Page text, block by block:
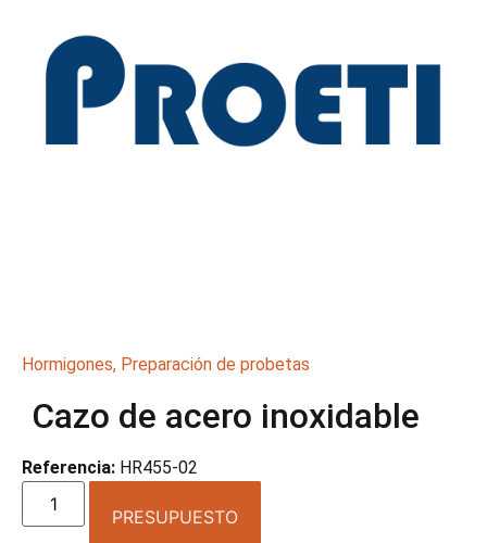
Hormigones, Preparación de probetas
Cazo de acero inoxidable
Referencia: HR455-02
PRESUPUESTO